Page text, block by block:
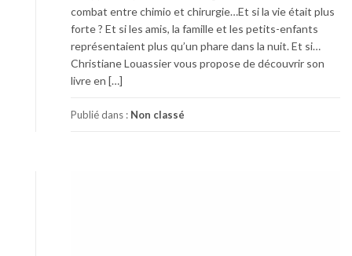
combat entre chimio et chirurgie…Et si la vie était plus
forte ? Et si les amis, la famille et les petits-enfants
représentaient plus qu’un phare dans la nuit. Et si…
Christiane Louassier vous propose de découvrir son
livre en […]
Publié dans : Non classé